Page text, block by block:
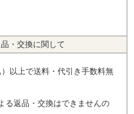
・交換に関して
）以上で送料・代引き手数料無
る返品・交換はできませんの